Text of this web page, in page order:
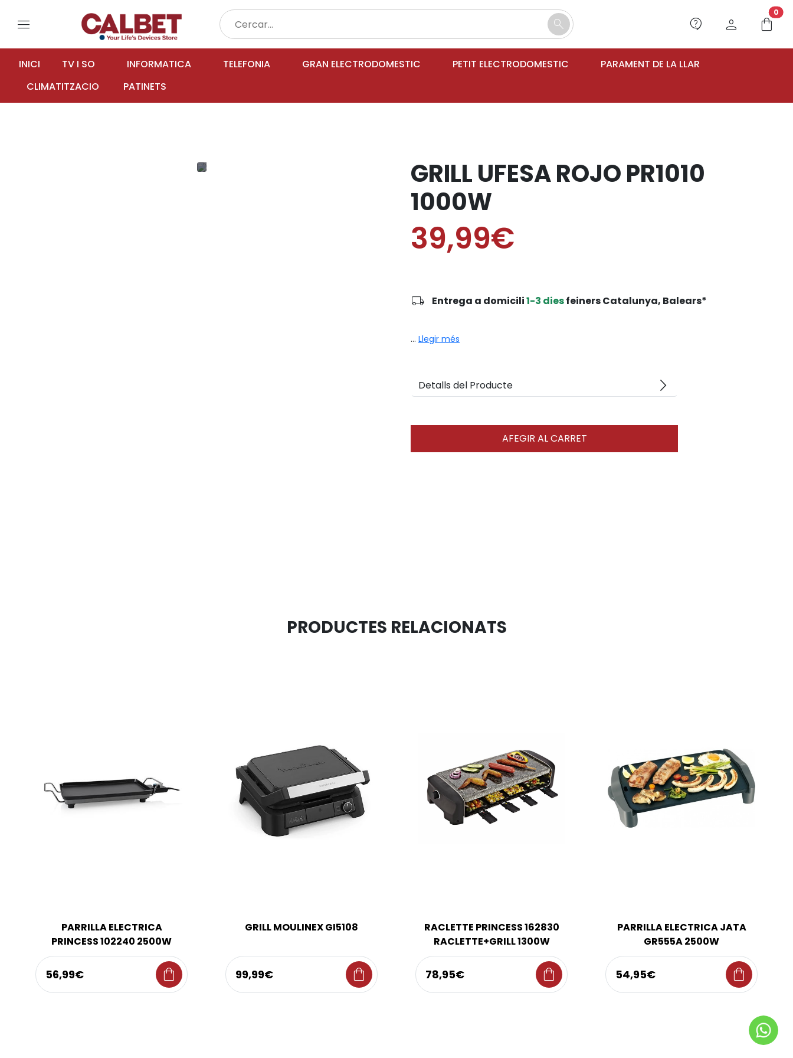
menu search contact_support person shopping_bag
0
INICI TV I SO INFORMATICA TELEFONIA GRAN ELECTRODOMESTIC PETIT ELECTRODOMESTIC
PARAMENT DE LA LLAR
CLIMATITZACIO
PATINETS
GRILL UFESA ROJO PR1010
1000W
39,99€
local_shipping Entrega a domicili1-3 diesfeiners Catalunya, Balears*
... Llegir més
Detalls del Producte arrow_forward_ios
AFEGIR AL CARRET
PRODUCTES RELACIONATS
PARRILLA ELECTRICA
PRINCESS 102240 2500W
56,99€ shopping_bag
GRILL MOULINEX GI5108
99,99€ shopping_bag
RACLETTE PRINCESS 162830
RACLETTE+GRILL 1300W
78,95€ shopping_bag
PARRILLA ELECTRICA JATA
GR555A 2500W
54,95€ shopping_bag